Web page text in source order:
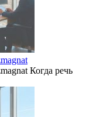
Когда речь